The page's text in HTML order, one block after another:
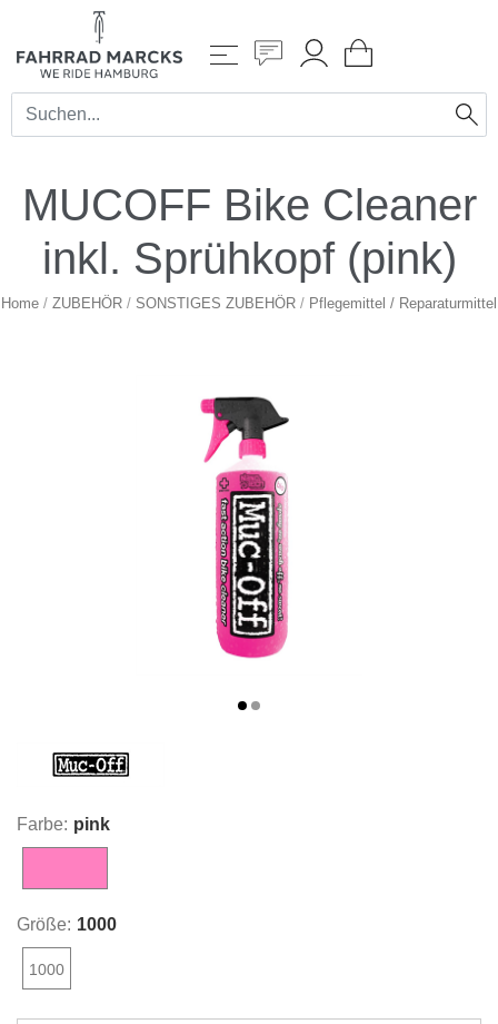
MUCOFF Bike Cleaner
inkl. Sprühkopf (pink)
Home / ZUBEHÖR / SONSTIGES ZUBEHÖR / Pflegemittel / Reparaturmittel
Farbe: pink
Größe: 1000
1000